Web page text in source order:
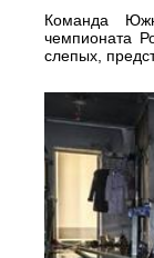
Команда
чемпионата
слепых,